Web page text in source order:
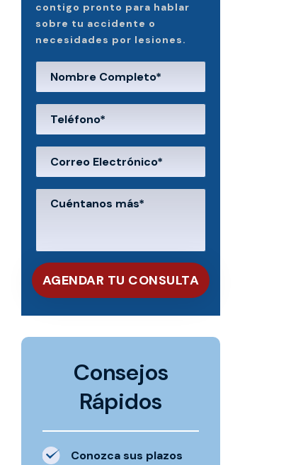
contigo pronto para hablar
sobre tu accidente o
necesidades por lesiones.
Consejos
Rápidos
Conozca sus plazos